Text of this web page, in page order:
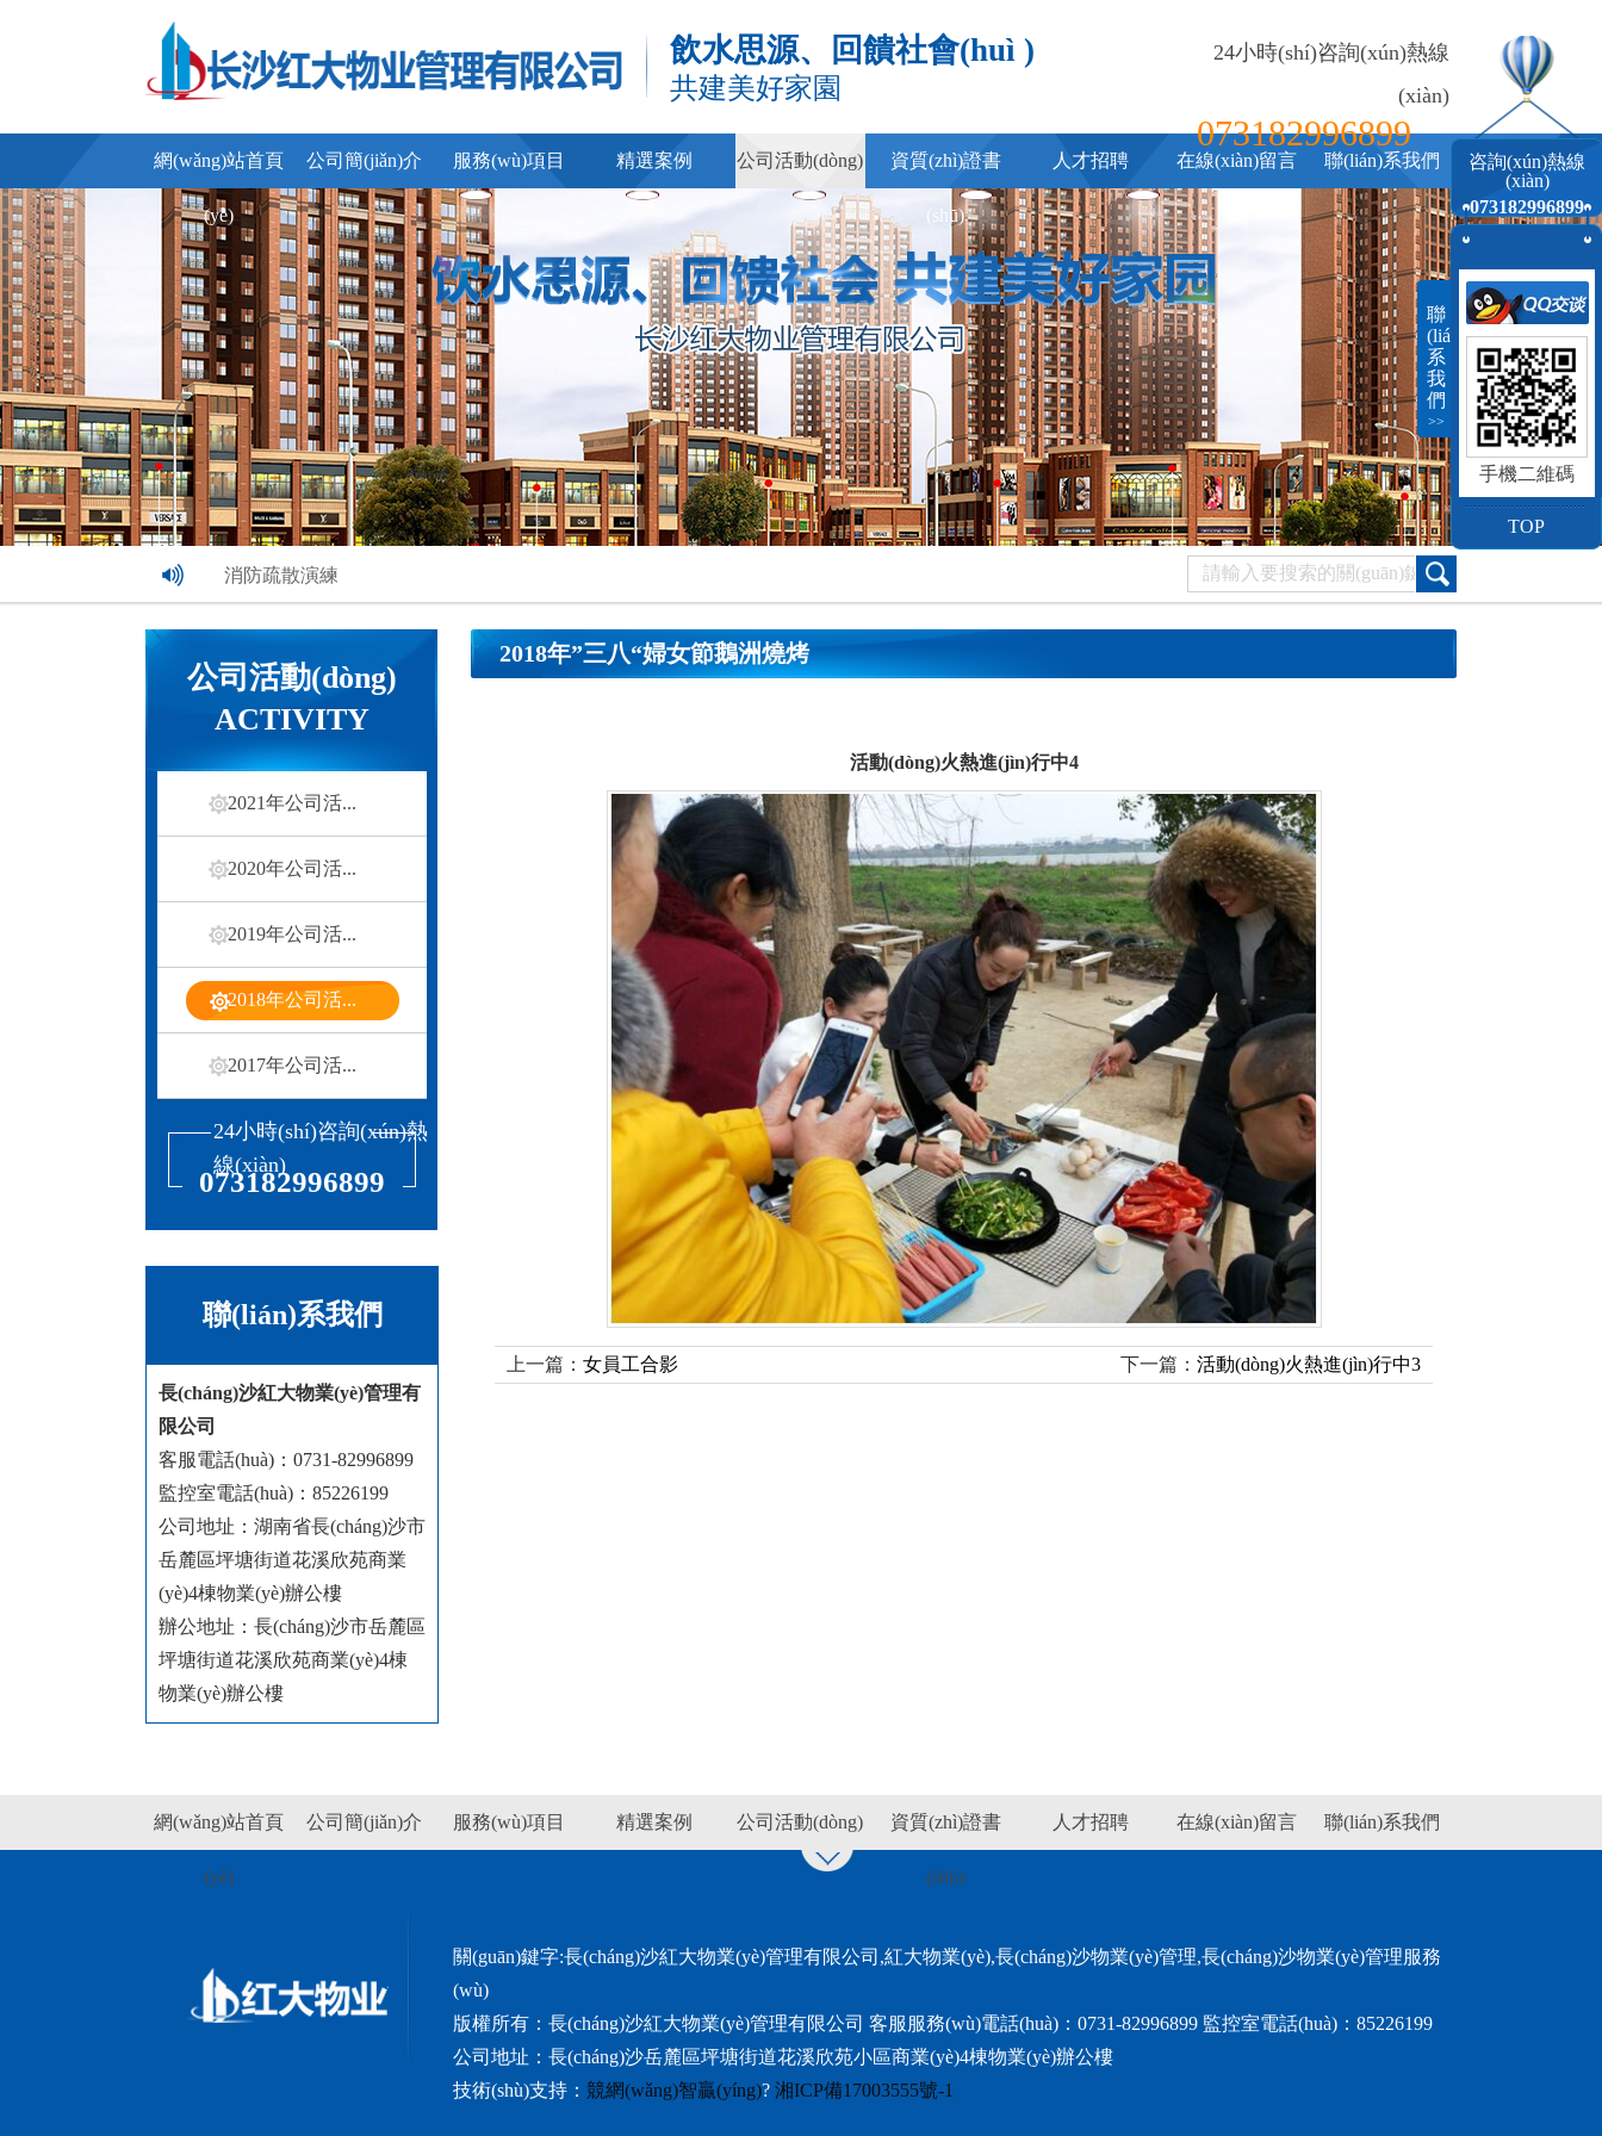
飲水思源、回饋社會(huì )
共建美好家園
24小時(shí)咨詢(xún)熱線
(xiàn)
073182996899
網(wǎng)站首頁
(yè)
公司簡(jiǎn)介 服務(wù)項目 精選案例 公司活動(dòng) 資質(zhì)證書
(shū)
人才招聘 在線(xiàn)留言 聯(lián)系我們
消防疏散演練
喜迎新春文藝匯演活動(dòng)
花溪欣苑元宵喜樂(lè )會(huì )
公司活動(dòng)
ACTIVITY
2021年公司活...
2020年公司活...
2019年公司活...
2018年公司活...
2017年公司活...
24小時(shí)咨詢(xún)熱
線(xiàn)
073182996899
聯(lián)系我們
長(cháng)沙紅大物業(yè)管理有
限公司
客服電話(huà)：0731-82996899
監控室電話(huà)：85226199
公司地址：湖南省長(cháng)沙市
岳麓區坪塘街道花溪欣苑商業
(yè)4棟物業(yè)辦公樓
辦公地址： 長(cháng)沙市岳麓區
坪塘街道花溪欣苑商業(yè)4棟
物業(yè)辦公樓
2018年”三八“婦女節鵝洲燒烤
活動(dòng)火熱進(jìn)行中4
上一篇： 女員工合影 下一篇： 活動(dòng)火熱進(jìn)行中3
網(wǎng)站首頁
(yè)
公司簡(jiǎn)介 服務(wù)項目 精選案例 公司活動(dòng) 資質(zhì)證書
(shū)
人才招聘 在線(xiàn)留言 聯(lián)系我們
關(guān)鍵字:長(cháng)沙紅大物業(yè)管理有限公司,紅大物業(yè),長(cháng)沙物業(yè)管理,長(cháng)沙物業(yè)管理服務
(wù)
版權所有：長(cháng)沙紅大物業(yè)管理有限公司 客服服務(wù)電話(huà)：0731-82996899 監控室電話(huà)：85226199
公司地址：長(cháng)沙岳麓區坪塘街道花溪欣苑小區商業(yè)4棟物業(yè)辦公樓
技術(shù)支持： 競網(wǎng)智贏(yíng)? 湘ICP備17003555號-1
咨詢(xún)熱線
(xiàn)
073182996899
手機二維碼
TOP
聯
(lián)
系
我
們
>>